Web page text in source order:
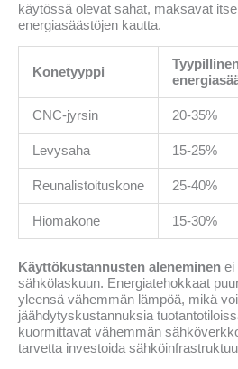
käytössä olevat sahat, maksavat
energiasäästöjen kautta.
Konetyyppi
CNC-jyrsin 20-35%
Levysaha 15-25%
Reunalistoituskone 25-40%
Hiomakone 15-30%
Käyttökustannusten aleneminen ei
sähkölaskuun. Energiatehokkaat
yleensä vähemmän lämpöä, mikä
jäähdytyskustannuksia
kuormittavat vähemmän
tarvetta investoida